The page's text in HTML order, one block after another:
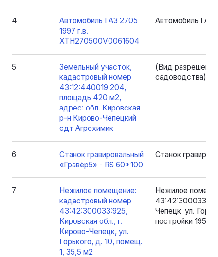
4
Автомобиль ГАЗ 2705
1997 г.в.
XTH270500V0061604
Автомобиль ГАЗ
5
Земельный участок,
кадастровый номер
43:12:440019:204,
площадь 420 м2,
адрес: обл. Кировская
р-н Кирово-Чепецкий
сдт Агрохимик
(Вид
садоводства)
6
Станок гравировальный
«Гравёр5» - RS 60*100
Станок
7
Нежилое помещение:
кадастровый номер
43:42:300033:925,
Кировская обл., г.
Кирово-Чепецк, ул.
Горького, д. 10, помещ.
1, 35,5 м2
Нежилое
Чепецк, ул.
постройки 1955